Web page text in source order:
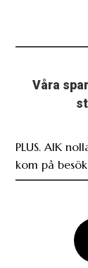
Våra
PLUS. AIK
kom på